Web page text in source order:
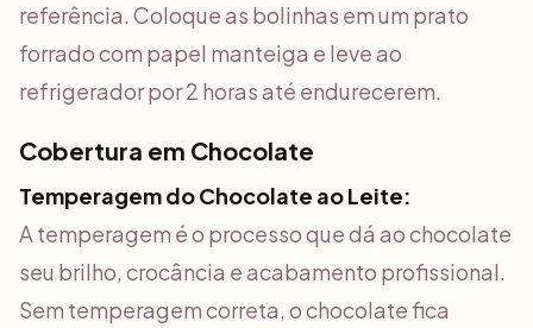
referência. Coloque as bolinhas em um prato
forrado com papel manteiga e leve ao
refrigerador por 2 horas até endurecerem.
Cobertura em Chocolate
Temperagem do Chocolate ao Leite:
A temperagem é o processo que dá ao chocolate
seu brilho, crocância e acabamento profissional.
Sem temperagem correta, o chocolate fica